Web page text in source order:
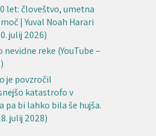
let: človeštvo, umetna
| Yuval Noah Harari
julij 2026)
nevidne reke (YouTube –
je povzročil
katastrofo v
pa bi lahko bila še hujša.
julij 2028)